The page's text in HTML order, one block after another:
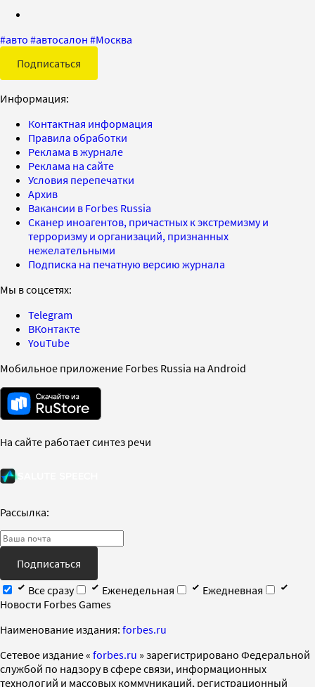
#авто #автосалон #Москва
Подписаться
Информация:
Контактная информация
Правила обработки
Реклама в журнале
Реклама на сайте
Условия перепечатки
Архив
Вакансии в Forbes Russia
Сканер иноагентов, причастных к экстремизму и
терроризму и организаций, признанных
нежелательными
Подписка на печатную версию журнала
Мы в соцсетях:
Telegram
ВКонтакте
YouTube
Мобильное приложение Forbes Russia на Android
На сайте работает синтез речи
Рассылка:
Подписаться
Все сразу
Еженедельная
Ежедневная
Новости Forbes Games
Наименование издания: forbes.ru
Cетевое издание « forbes.ru » зарегистрировано Федеральной
службой по надзору в сфере связи, информационных
технологий и массовых коммуникаций, регистрационный